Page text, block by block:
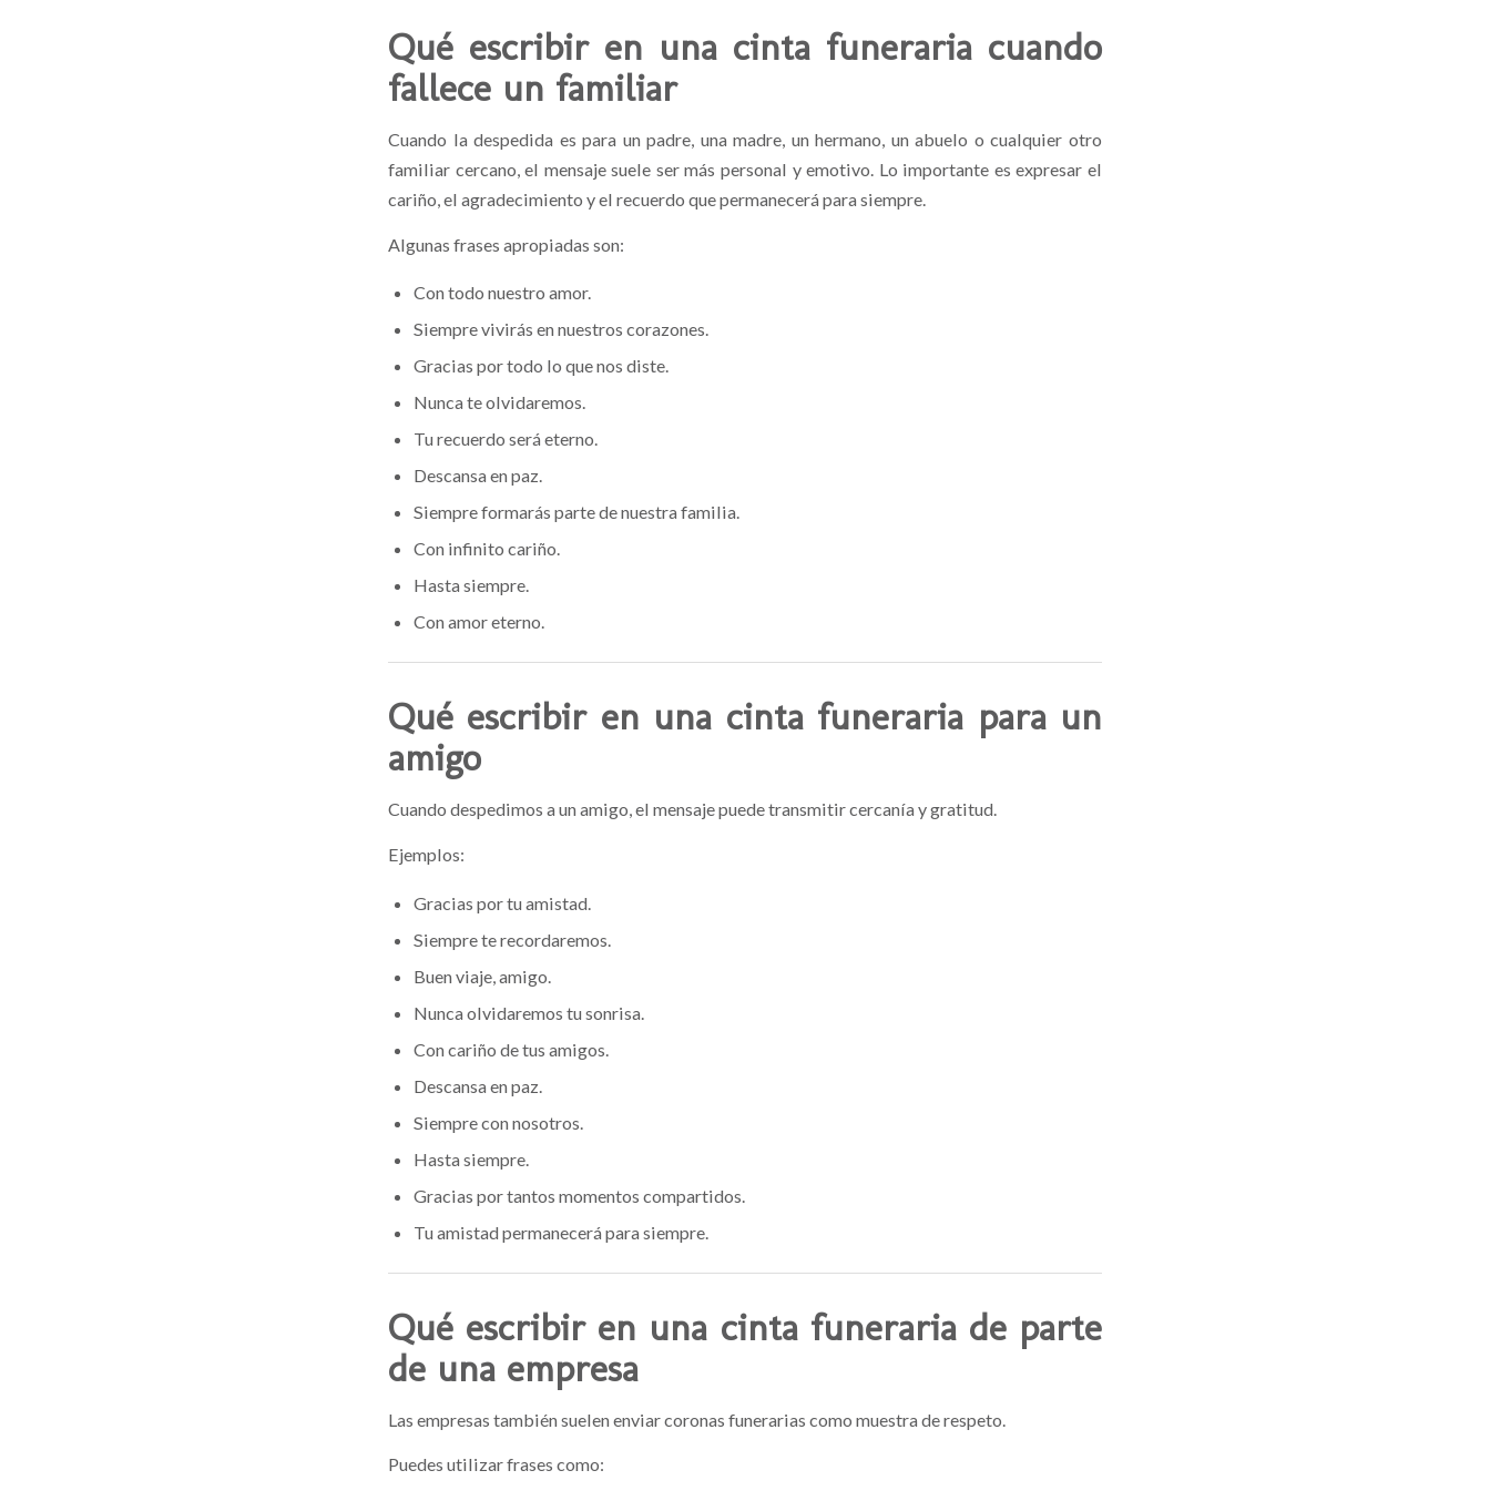
Qué escribir en una cinta funeraria cuando
fallece un familiar
Cuando la despedida es para un padre, una madre, un hermano, un abuelo o cualquier otro
familiar cercano, el mensaje suele ser más personal y emotivo. Lo importante es expresar el
cariño, el agradecimiento y el recuerdo que permanecerá para siempre.
Algunas frases apropiadas son:
Con todo nuestro amor.
Siempre vivirás en nuestros corazones.
Gracias por todo lo que nos diste.
Nunca te olvidaremos.
Tu recuerdo será eterno.
Descansa en paz.
Siempre formarás parte de nuestra familia.
Con infinito cariño.
Hasta siempre.
Con amor eterno.
Qué escribir en una cinta funeraria para un
amigo
Cuando despedimos a un amigo, el mensaje puede transmitir cercanía y gratitud.
Ejemplos:
Gracias por tu amistad.
Siempre te recordaremos.
Buen viaje, amigo.
Nunca olvidaremos tu sonrisa.
Con cariño de tus amigos.
Descansa en paz.
Siempre con nosotros.
Hasta siempre.
Gracias por tantos momentos compartidos.
Tu amistad permanecerá para siempre.
Qué escribir en una cinta funeraria de parte
de una empresa
Las empresas también suelen enviar coronas funerarias como muestra de respeto.
Puedes utilizar frases como: